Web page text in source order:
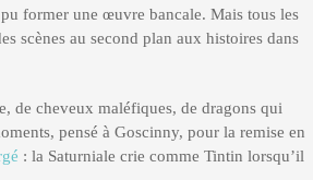
former une œuvre bancale. Mais tous les
scènes au second plan aux histoires dans
de cheveux maléfiques, de dragons qui
pensé à Goscinny, pour la remise en
: la Saturniale crie comme Tintin lorsqu’il